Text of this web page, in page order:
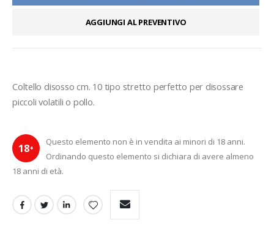
AGGIUNGI AL PREVENTIVO
Coltello disosso cm. 10 tipo stretto perfetto per disossare
piccoli volatili o pollo.
18+
Questo elemento non è in vendita ai minori di 18 anni.
Ordinando questo elemento si dichiara di avere almeno
18 anni di età.